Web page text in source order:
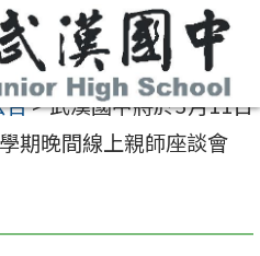
告>武漢國中將於3月11日
期晚間線上親師座談會